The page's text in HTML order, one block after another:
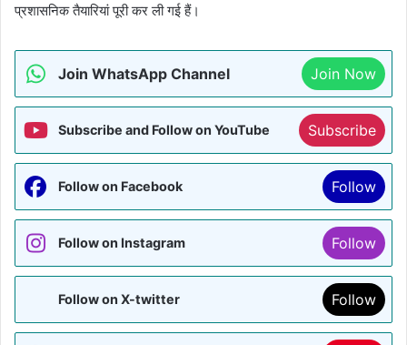
प्रशासनिक तैयारियां पूरी कर ली गई हैं।
Join WhatsApp Channel Join Now
Subscribe and Follow on YouTube Subscribe
Follow on Facebook Follow
Follow on Instagram Follow
Follow on X-twitter Follow